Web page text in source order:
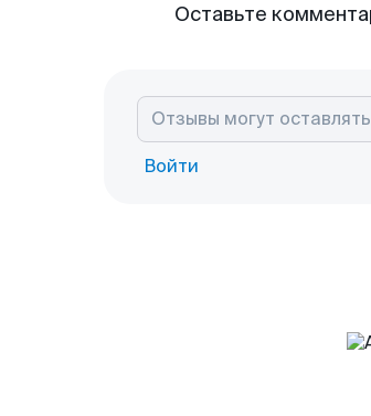
Оставьте
Войти